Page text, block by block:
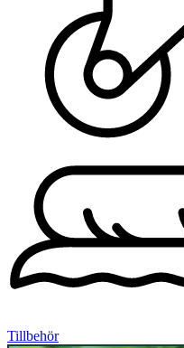
Tillbehör